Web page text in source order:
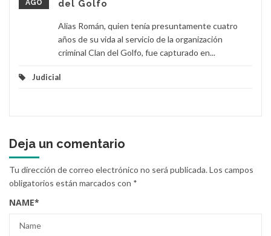
AGO del Golfo
Alias Román, quien tenía presuntamente cuatro
años de su vida al servicio de la organización
criminal Clan del Golfo, fue capturado en...
Judicial
Deja un comentario
Tu dirección de correo electrónico no será publicada.Los campos
obligatorios están marcados con *
NAME*